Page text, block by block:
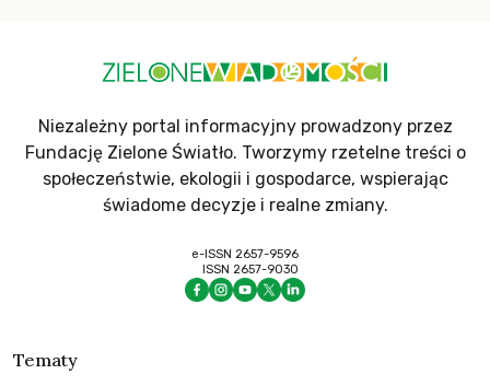
Niezależny portal informacyjny prowadzony przez
Fundację Zielone Światło. Tworzymy rzetelne treści o
społeczeństwie, ekologii i gospodarce, wspierając
świadome decyzje i realne zmiany.
e-ISSN 2657-9596
ISSN 2657-9030
Tematy